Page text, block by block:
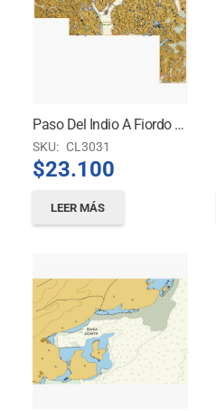
Paso Del Indio A Fiordo Penguin
SKU: CL3031
$23.100
LEER MÁS